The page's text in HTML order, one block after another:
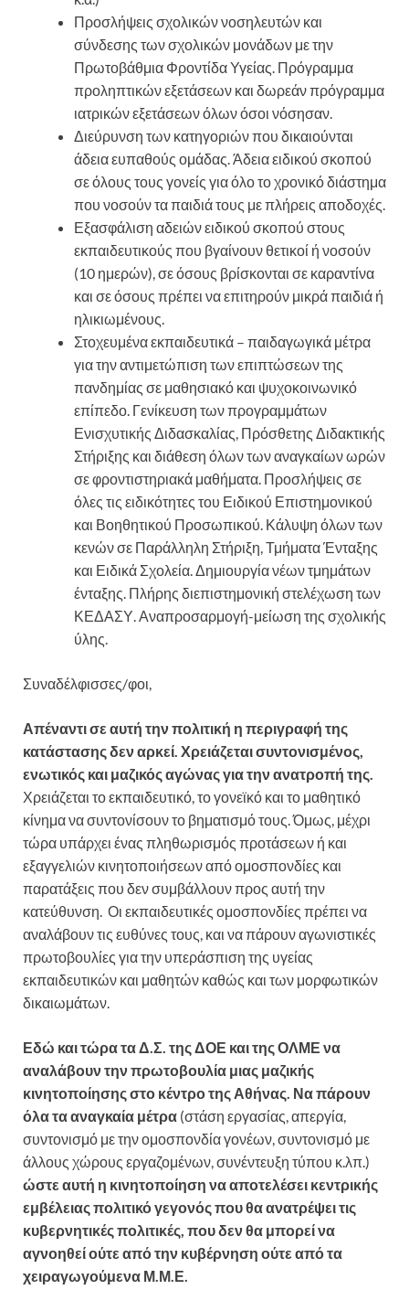
Προσλήψεις σχολικών νοσηλευτών και
σύνδεσης των σχολικών μονάδων με την
Πρωτοβάθμια Φροντίδα Υγείας. Πρόγραμμα
προληπτικών εξετάσεων και δωρεάν πρόγραμμα
ιατρικών εξετάσεων όλων όσοι νόσησαν.
Διεύρυνση των κατηγοριών που δικαιούνται
άδεια ευπαθούς ομάδας. Άδεια ειδικού σκοπού
σε όλους τους γονείς για όλο το χρονικό διάστημα
που νοσούν τα παιδιά τους με πλήρεις αποδοχές.
Εξασφάλιση αδειών ειδικού σκοπού στους
εκπαιδευτικούς που βγαίνουν θετικοί ή νοσούν
(10 ημερών), σε όσους βρίσκονται σε καραντίνα
και σε όσους πρέπει να επιτηρούν μικρά παιδιά ή
ηλικιωμένους.
Στοχευμένα εκπαιδευτικά – παιδαγωγικά μέτρα
για την αντιμετώπιση των επιπτώσεων της
πανδημίας σε μαθησιακό και ψυχοκοινωνικό
επίπεδο. Γενίκευση των προγραμμάτων
Ενισχυτικής Διδασκαλίας, Πρόσθετης Διδακτικής
Στήριξης και διάθεση όλων των αναγκαίων ωρών
σε φροντιστηριακά μαθήματα. Προσλήψεις σε
όλες τις ειδικότητες του Ειδικού Επιστημονικού
και Βοηθητικού Προσωπικού. Κάλυψη όλων των
κενών σε Παράλληλη Στήριξη, Τμήματα Ένταξης
και Ειδικά Σχολεία. Δημιουργία νέων τμημάτων
ένταξης. Πλήρης διεπιστημονική στελέχωση των
ΚΕΔΑΣΥ. Αναπροσαρμογή-μείωση της σχολικής
ύλης.
Συναδέλφισσες/φοι,
Απέναντι σε αυτή την πολιτική η περιγραφή της
κατάστασης δεν αρκεί. Χρειάζεται συντονισμένος,
ενωτικός και μαζικός αγώνας για την ανατροπή της.
Χρειάζεται το εκπαιδευτικό, το γονεϊκό και το μαθητικό
κίνημα να συντονίσουν το βηματισμό τους. Όμως, μέχρι
τώρα υπάρχει ένας πληθωρισμός προτάσεων ή και
εξαγγελιών κινητοποιήσεων από ομοσπονδίες και
παρατάξεις που δεν συμβάλλουν προς αυτή την
κατεύθυνση. Οι εκπαιδευτικές ομοσπονδίες πρέπει να
αναλάβουν τις ευθύνες τους, και να πάρουν αγωνιστικές
πρωτοβουλίες για την υπεράσπιση της υγείας
εκπαιδευτικών και μαθητών καθώς και των μορφωτικών
δικαιωμάτων.
Εδώ και τώρα τα Δ.Σ. της ΔΟΕ και της ΟΛΜΕ να
αναλάβουν την πρωτοβουλία μιας μαζικής
κινητοποίησης στο κέντρο της Αθήνας. Να πάρουν
όλα τα αναγκαία μέτρα (στάση εργασίας, απεργία,
συντονισμό με την ομοσπονδία γονέων, συντονισμό με
άλλους χώρους εργαζομένων, συνέντευξη τύπου κ.λπ.)
ώστε αυτή η κινητοποίηση να αποτελέσει κεντρικής
εμβέλειας πολιτικό γεγονός που θα ανατρέψει τις
κυβερνητικές πολιτικές, που δεν θα μπορεί να
αγνοηθεί ούτε από την κυβέρνηση ούτε από τα
χειραγωγούμενα Μ.Μ.Ε.